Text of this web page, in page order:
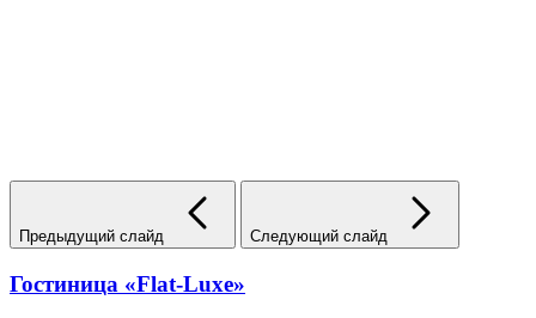
Предыдущий слайд Следующий слайд
Гостиница «Flat-Luxe»